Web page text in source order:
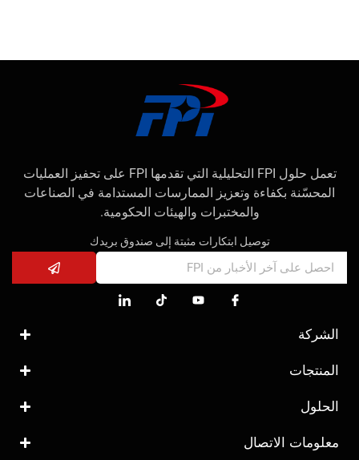
تعمل حلول FPI التحليلية التي تقدمها FPI على تحفيز العمليات
المحسّنة بكفاءة وتعزيز الممارسات المستدامة في الصناعات
والمختبرات والهيئات الحكومية.
توصيل ابتكارات مثبتة إلى صندوق بريدك
الشركة
المنتجات
الحلول
معلومات الاتصال